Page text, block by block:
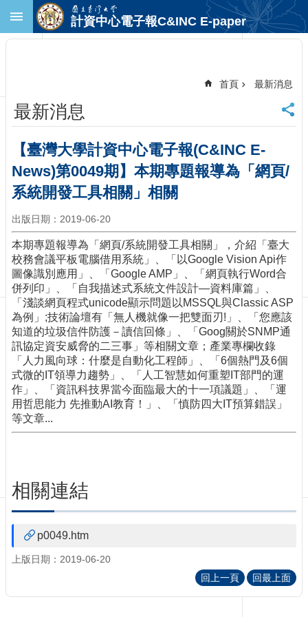
跳到主要內容區塊
首
頁
臺
大
首
頁
中
首
頁
聯
絡
資
訊
訂
閱/
取
消
網
站
導
覽
消
於
我
計資中心電子報C&INC E-paper
首頁 最新消息
最新消息
【臺灣大學計資中心電子報(C&INC E-
News)第0049期】本期專題報導為「網頁/
系統開發工具相關」相關
出版日期：2019-06-20
本期專題報導為「網頁/系統開發工具相關」，介紹「臺大
校務會議平板電腦借用系統」、「以Google Vision Api作
圖像識別應用」、「Google AMP」、「網頁執行Word合
併列印」、「自我描述式系統文件設計—資料庫篇」、
「淺談網頁程式unicode顯示問題以MSSQL與Classic ASP
為例」;技術論壇有「無人機就像一把雙面刃!」、「您應該
知道的垃圾信件防護－讀信回條」、「Goog關於SNMP通
訊協定資安威脅的二三事」等相關文章；產業專欄收錄
「人力風向球：什麼是自動化工程師」、「6個熱門及6個
式微的IT領導力趨勢」、「人工智慧如何重塑IT部門的運
作」、「資訊科技界當今面臨最大的十一項議題」、「運
用哲思能力 先推動AI教育！」、「慎防四大IT預算錯誤」
等文章...
相關連結
p0049.htm
上版日期：2019-06-20
回上一頁
回最上面